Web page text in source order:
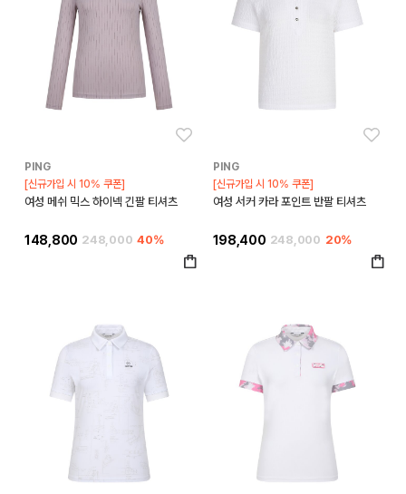
PING
[신규가입 시 10% 쿠폰]
여성 메쉬 믹스 하이넥 긴팔 티셔츠
148,800 248,000 40%
PING
[신규가입 시 10% 쿠폰]
여성 서커 카라 포인트 반팔 티셔츠
198,400 248,000 20%